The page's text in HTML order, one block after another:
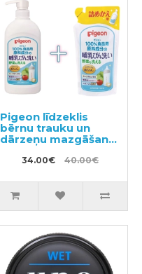
Pigeon līdzeklis
bērnu trauku un
dārzeņu mazgāšanai
ar dozatoru 800ml +
pildviela 700ml
34.00€ 40.00€